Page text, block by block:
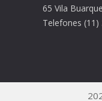
65 Vila
Telefones